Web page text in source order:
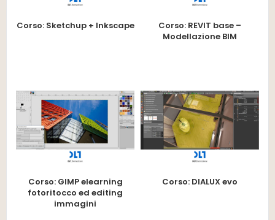
Corso: Sketchup + Inkscape
Corso: REVIT base –
Modellazione BIM
Corso: GIMP elearning
fotoritocco ed editing
immagini
Corso: DIALUX evo